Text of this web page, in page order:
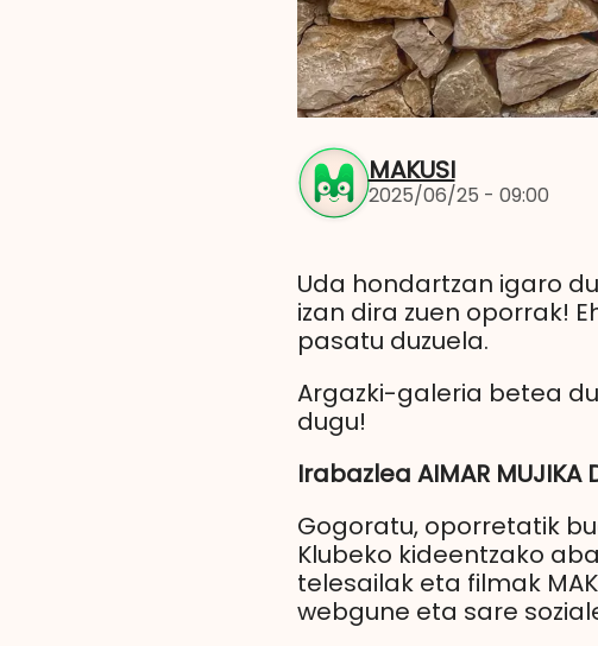
MAKUSI
2025/06/25 - 09:00
Uda hondartzan igaro
izan dira zuen oporrak!
pasatu duzuela.
Argazki-galeria betea
dugu!
Irabazlea AIMAR MUJIKA
Gogoratu, oporretatik
Klubeko kideentzako
telesailak eta filmak
webgune eta sare